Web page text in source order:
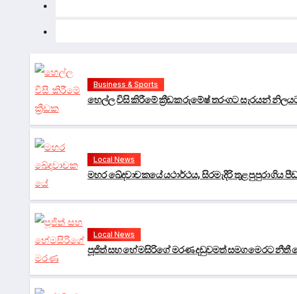
Business & Sports
හෙල්ල විසි කිරීමේ ක්‍රීඩක රුමේෂ් තරංගට සැරයන්
Local News
මහර ඛේදවාචකයේ යථාර්ථය, සිරමැදිරි තුළ පුපුරා ගිය
Local News
පූජිත් සහ හේමසිරිගේ මරණ දඩුවමත් සමග මෙරට නීතී